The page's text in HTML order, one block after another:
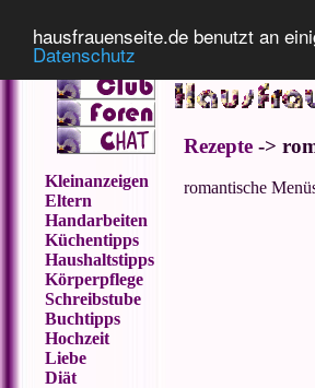
hausfrauenseite.de benutzt an
Datenschutz
Kleinanzeigen
Eltern
Handarbeiten
Küchentipps
Haushaltstipps
Körperpflege
Schreibstube
Buchtipps
Hochzeit
Liebe
Diät
Rezepte ->
romantische